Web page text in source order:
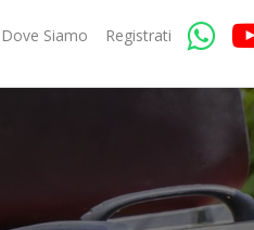
Dove Siamo Registrati